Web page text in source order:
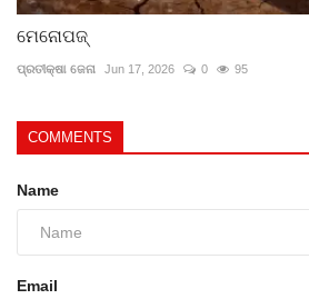
ମେନୋପଜ୍
ପ୍ରତୀକ୍ଷା ଜେନା Jun 17, 2026 0 95
COMMENTS
Name
Email